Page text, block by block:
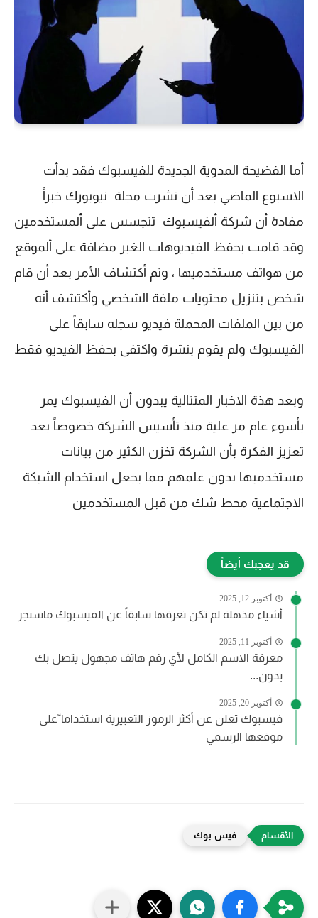
أما الفضيحة المدوية الجديدة للفيسبوك فقد بدأت
الاسبوع الماضي بعد أن نشرت مجلة نيويورك خبراً
مفادهُ أن شركة ألفيسبوك تتجسس على ألمستخدمين
وقد قامت بحفظ الفيديوهات الغير مضافة على ألموقع
من هواتف مستخدميها ، وتم أكتشاف الأمر بعد أن قام
شخص بتنزيل محتويات ملفة الشخصي وأكتشف أنه
من بين الملفات المحملة فيديو سجله سابقاً على
الفيسبوك ولم يقوم بنشرة واكتفى بحفظ الفيديو فقط
وبعد هذة الاخبار المتتالية يبدون أن الفيسبوك يمر
بأسوء عام مر علية منذ تأسيس الشركة خصوصاً بعد
تعزيز الفكرة بأن الشركة تخزن الكثير من بيانات
مستخدميها بدون علمهم مما يجعل استخدام الشبكة
الاجتماعية محط شك من قبل المستخدمين
قد يعجبك أيضاً
أكتوبر 12, 2025
أشياء مذهلة لم تكن تعرفها سابقاً عن الفيسبوك ماسنجر
أكتوبر 11, 2025
معرفة الاسم الكامل لأي رقم هاتف مجهول يتصل بك
بدون...
أكتوبر 20, 2025
فيسبوك تعلن عن أكثر الرموز التعبيرية استخداما ًعلى
موقعها الرسمي
فيس بوك